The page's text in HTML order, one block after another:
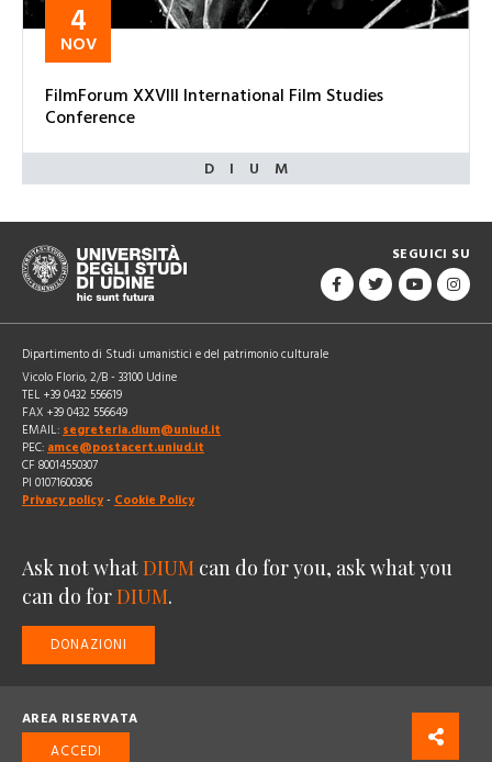
4
NOV
FilmForum XXVIII International Film Studies
Conference
SEGUICI SU
Dipartimento di Studi umanistici e del patrimonio culturale
Vicolo Florio, 2/B - 33100 Udine
TEL +39 0432 556619
FAX +39 0432 556649
EMAIL: segreteria.dium@uniud.it
PEC: amce@postacert.uniud.it
CF 80014550307
PI 01071600306
Privacy policy - Cookie Policy
Ask not whatDIUM can do for you, ask what you
can do forDIUM.
DONAZIONI
AREA RISERVATA
ACCEDI